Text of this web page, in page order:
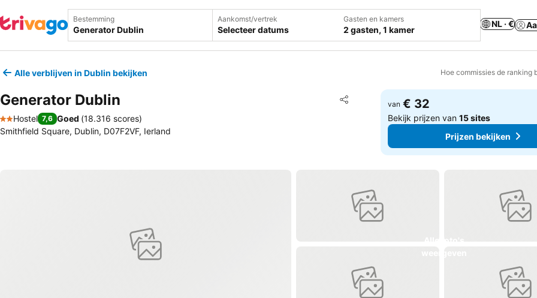
Bestemming Aankomst/vertrek
Selecteer datums
Gasten en kamers
2 gasten, 1 kamer
NL · €
Alle verblijven in Dublin bekijken Hoe commissies de ranking
Generator Dublin Delen
Toevoegen aan favorieten
2 Sterren
Hostel 7,6 Goed (18.316 scores)
Smithfield Square, Dublin, D07F2VF, Ierland
van € 32
Bekijk prijzen van15 sites
Prijzen bekijken